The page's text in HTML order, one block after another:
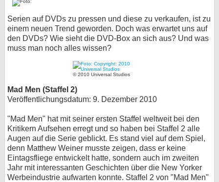
Serien auf DVDs zu pressen und diese zu verkaufen, ist zu
einem neuen Trend geworden. Doch was erwartet uns auf
den DVDs? Wie sieht die DVD-Box an sich aus? Und was
muss man noch alles wissen?
© 2010 Universal Studios
Mad Men (Staffel 2)
Veröffentlichungsdatum: 9. Dezember 2010
"Mad Men" hat mit seiner ersten Staffel weltweit bei den
Kritikern Aufsehen erregt und so haben bei Staffel 2 alle
Augen auf die Serie geblickt. Es stand viel auf dem Spiel,
denn Matthew Weiner musste zeigen, dass er keine
Eintagsfliege entwickelt hatte, sondern auch im zweiten
Jahr mit interessanten Geschichten über die New Yorker
Werbeindustrie aufwarten konnte. Staffel 2 von "Mad Men"
bei X
Datenschutz
Cookie-Einstellungen
Impressum